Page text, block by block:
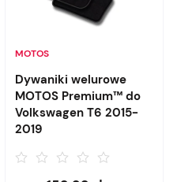
MOTOS
Dywaniki welurowe
MOTOS Premium™ do
Volkswagen T6 2015-
2019